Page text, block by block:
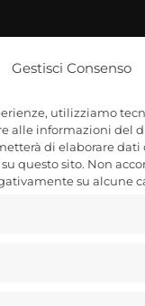
Gestisci Consenso
utilizziamo
alle informazioni del
di elaborare
questo sito. Non
su alcune